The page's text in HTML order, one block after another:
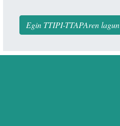
Egin TTIPI-TTAPAren lagun